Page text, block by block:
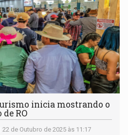
inicia mostrando o
RO
22 de Outubro de 2025 às 11:17